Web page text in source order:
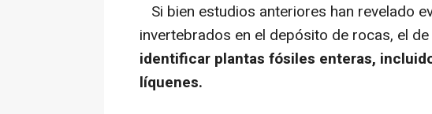
Si bien estudios anteriores han revelado
invertebrados en el depósito de rocas, el
identificar plantas fósiles enteras,
líquenes.